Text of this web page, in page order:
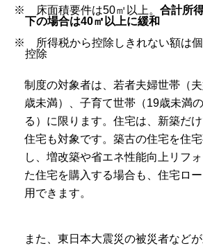
※ 床面積要件は50㎡以上。 合計所
下の場合は40㎡以上に緩和
※ 所得税から控除しきれない額は個
控除
制度の対象者は、若者夫婦世帯（
歳未満）、子育て世帯（19歳未満
る）に限ります。住宅は、新築だ
住宅も対象です。築古の住宅を住
し、増改築や省エネ性能向上リフ
た住宅を購入する場合も、住宅ロ
用できます。
また、東日本大震災の被災者など